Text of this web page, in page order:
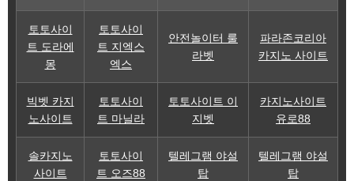
토토사이
트 도라에
몽
토토사이
트 지엑스
엑스
안전놀이터 룰
라벳
파라존코리아
카지노 사이트
빅벳 카지
노사이트
토토사이
트 마닐라
토토사이트 이
지벳
카지노사이트
유로88
솔카지노
사이트
토토사이
트 오즈88
텔레그램 야설
탑
텔레그램 야설
탑